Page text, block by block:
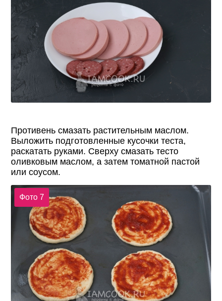
Противень смазать растительным маслом.
Выложить подготовленные кусочки теста,
раскатать руками. Сверху смазать тесто
оливковым маслом, а затем томатной пастой
или соусом.
Фото 7